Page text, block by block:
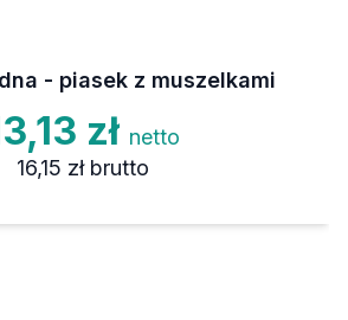
- piasek z muszelkami
zł netto
16,15 zł brutto